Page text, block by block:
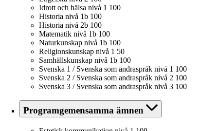
Idrott och hälsa nivå 1 100
Historia nivå 1b 100
Historia nivå 2b 100
Matematik nivå 1b 100
Naturkunskap nivå 1b 100
Religionskunskap nivå 1 50
Samhällskunskap nivå 1b 100
Svenska 1 / Svenska som andraspråk nivå 1 100
Svenska 2 / Svenska som andraspråk nivå 2 100
Svenska 3 / Svenska som andraspråk nivå 3 100
Programgemensamma ämnen